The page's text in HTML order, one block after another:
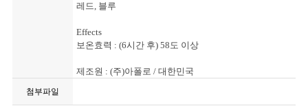
레드, 블루
Effects
보온효력 : (6시간 후) 58도 이상
제조원 : (주)아폴로 / 대한민국
첨부파일